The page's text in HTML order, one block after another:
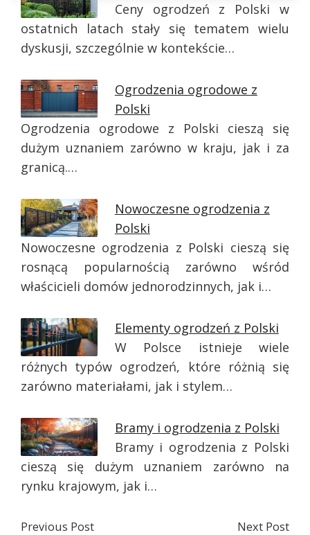
Ceny ogrodzeń z Polski w
ostatnich latach stały się tematem wielu
dyskusji, szczególnie w kontekście…
Ogrodzenia ogrodowe z
Polski
Ogrodzenia ogrodowe z Polski cieszą się
dużym uznaniem zarówno w kraju, jak i za
granicą.…
Nowoczesne ogrodzenia z
Polski
Nowoczesne ogrodzenia z Polski cieszą się
rosnącą popularnością zarówno wśród
właścicieli domów jednorodzinnych, jak i…
Elementy ogrodzeń z Polski
W Polsce istnieje wiele
różnych typów ogrodzeń, które różnią się
zarówno materiałami, jak i stylem…
Bramy i ogrodzenia z Polski
Bramy i ogrodzenia z Polski
cieszą się dużym uznaniem zarówno na
rynku krajowym, jak i…
Previous Post Next Post